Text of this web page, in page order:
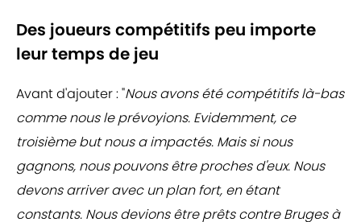
Des joueurs compétitifs peu importe
leur temps de jeu
Avant d'ajouter : "Nous avons été compétitifs là-bas
comme nous le prévoyions. Evidemment, ce
troisième but nous a impactés. Mais si nous
gagnons, nous pouvons être proches d'eux. Nous
devons arriver avec un plan fort, en étant
constants. Nous devions être prêts contre Bruges à